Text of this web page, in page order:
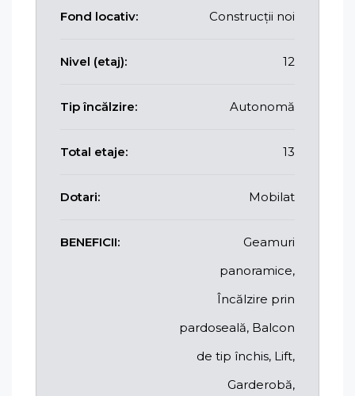
Fond locativ: Construcții noi
Nivel (etaj): 12
Tip încălzire: Autonomă
Total etaje: 13
Dotari: Mobilat
BENEFICII:
Geamuri
panoramice,
Încălzire prin
pardoseală, Balcon
de tip închis, Lift,
Garderobă,